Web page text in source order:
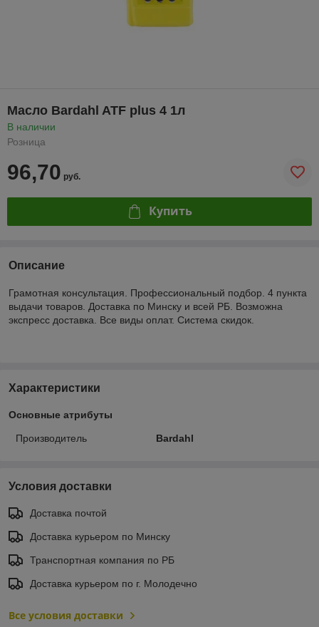
Масло Bardahl ATF plus 4 1л
В наличии
Розница
96,70 руб.
Купить
Описание
Грамотная консультация. Профессиональный подбор. 4 пункта
выдачи товаров. Доставка по Минску и всей РБ. Возможна
экспресс доставка. Все виды оплат. Система скидок.
Характеристики
Основные атрибуты
Производитель Bardahl
Условия доставки
Доставка почтой
Доставка курьером по Минску
Транспортная компания по РБ
Доставка курьером по г. Молодечно
Все условия доставки